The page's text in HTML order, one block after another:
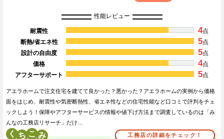
性能レビュー
耐震性 4点
断熱/省エネ性
5点
設計の自由度
5点
価格
4点
アフターサポート
5点
アエラホームで注文住宅を建てて良かった？悪かった？アエラホームの実例から価格
面をはじめ、耐震性や気密断熱性、省エネ性などの住宅性能など口コミで評判をチェ
ックしよう！保障やアフターサービスの情報や値下げ方法まで調査しているのは「み
んなの工務店リサーチ」だけ…
く こ 工務店の詳細をチェック！